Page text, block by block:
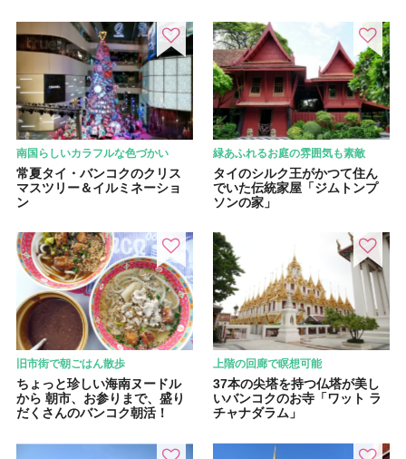
南国らしいカラフルな色づかい
常夏タイ・バンコクのクリス
マスツリー＆イルミネーショ
ン
緑あふれるお庭の雰囲気も素敵
タイのシルク王がかつて住ん
でいた伝統家屋「ジムトンプ
ソンの家」
旧市街で朝ごはん散歩
ちょっと珍しい海南ヌードル
から 朝市、お参りまで、盛り
だくさんのバンコク朝活！
上階の回廊で瞑想可能
37本の尖塔を持つ仏塔が美し
いバンコクのお寺「ワット ラ
チャナダラム」